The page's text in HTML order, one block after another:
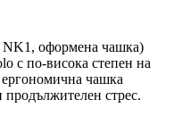
NK1, оформена чашка)
с по-висока степен на
чашка
продължителен стрес.